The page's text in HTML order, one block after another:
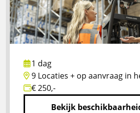
1 dag
9 Locaties + op aanvraag in
€ 250,-
Bekijk